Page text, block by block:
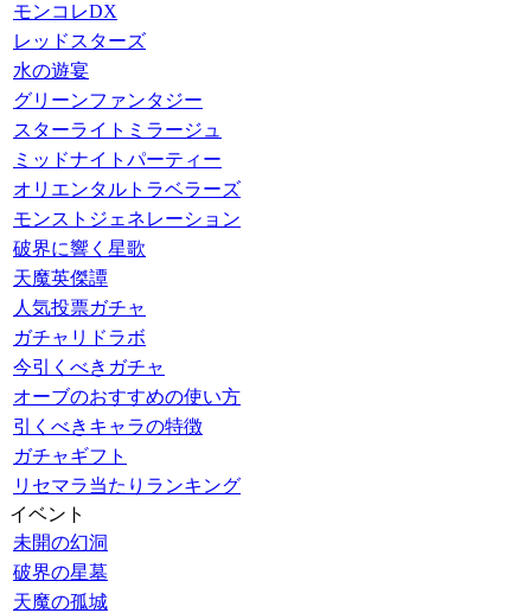
モンコレDX
レッドスターズ
水の遊宴
グリーンファンタジー
スターライトミラージュ
ミッドナイトパーティー
オリエンタルトラベラーズ
モンストジェネレーション
破界に響く星歌
天魔英傑譚
人気投票ガチャ
ガチャリドラボ
今引くべきガチャ
オーブのおすすめの使い方
引くべきキャラの特徴
ガチャギフト
リセマラ当たりランキング
イベント
未開の幻洞
破界の星墓
天魔の孤城